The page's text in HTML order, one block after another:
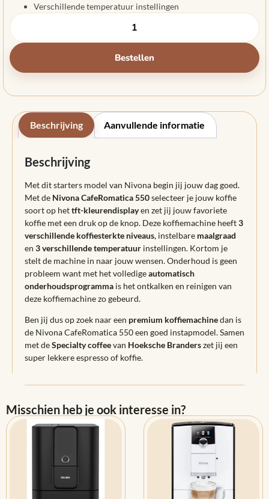
Verschillende temperatuur instellingen
Bestellen
Beschrijving Aanvullende informatie
Beschrijving
Met dit starters model van Nivona begin jij jouw dag goed.
Met de Nivona CafeRomatica 550selecteer je jouw koffie
soort op hettft-kleurendisplayen zet jij jouw favoriete
koffie met een druk op de knop. Deze koffiemachine heeft3
verschillende koffiesterkte niveaus, instelbare maalgraad
en 3 verschillende temperatuur instellingen. Kortom je
stelt de machine in naar jouw wensen. Onderhoud is geen
probleem want met het volledigeautomatisch
onderhoudsprogramma is het ontkalken en reinigen van
deze koffiemachine zo gebeurd.
Ben jij dus op zoek naar een premium koffiemachinedan is
de Nivona CafeRomatica 550 een goed instapmodel. Samen
met deSpecialty coffeevan Hoeksche Branderszet jij een
super lekkere espresso of koffie.
Misschien heb je ook interesse in?